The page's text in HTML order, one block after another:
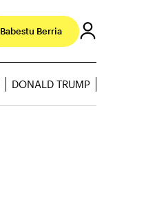
Babestu Berria
DONALD TRUMP